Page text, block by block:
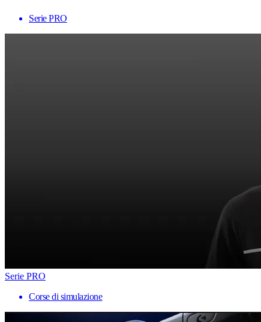
Serie PRO
Serie PRO
Corse di simulazione